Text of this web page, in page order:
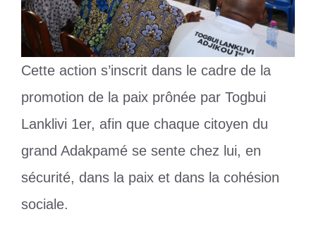
Cette action s’inscrit dans le cadre de la
promotion de la paix prônée par Togbui
Lanklivi 1er, afin que chaque citoyen du
grand Adakpamé se sente chez lui, en
sécurité, dans la paix et dans la cohésion
sociale.